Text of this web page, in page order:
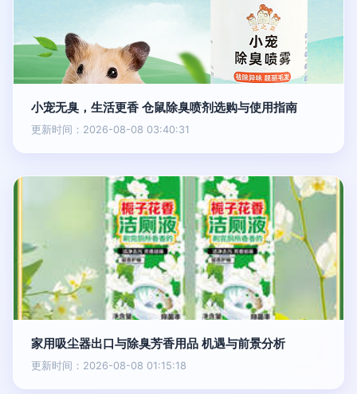
小宠无臭，生活更香 仓鼠除臭喷剂选购与使用指南
更新时间：2026-08-08 03:40:31
家用吸尘器出口与除臭芳香用品 机遇与前景分析
更新时间：2026-08-08 01:15:18